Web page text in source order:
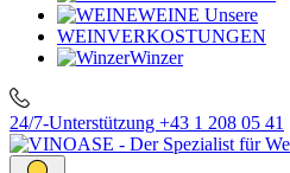
WEINE Unsere
WEINVERKOSTUNGEN
Winzer
24/7-Unterstützung +43 1 208 05 41